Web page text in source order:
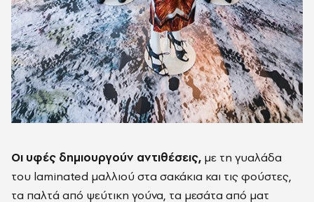
Οι υφές δημιουργούν αντιθέσεις, με τη γυαλάδα
του laminated μαλλιού στα σακάκια και τις φούστες,
τα παλτά από ψεύτικη γούνα, τα μεσάτα από ματ